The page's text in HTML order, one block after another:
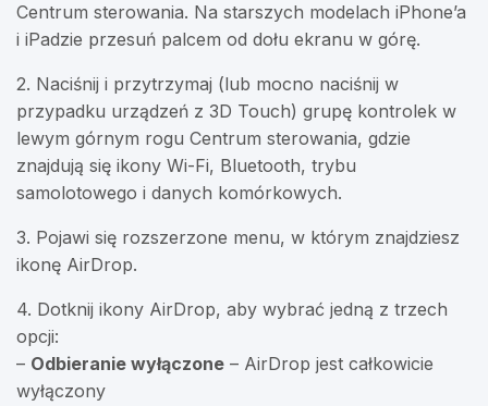
Centrum sterowania. Na starszych modelach iPhone’a
i iPadzie przesuń palcem od dołu ekranu w górę.
2. Naciśnij i przytrzymaj (lub mocno naciśnij w
przypadku urządzeń z 3D Touch) grupę kontrolek w
lewym górnym rogu Centrum sterowania, gdzie
znajdują się ikony Wi-Fi, Bluetooth, trybu
samolotowego i danych komórkowych.
3. Pojawi się rozszerzone menu, w którym znajdziesz
ikonę AirDrop.
4. Dotknij ikony AirDrop, aby wybrać jedną z trzech
opcji:
– Odbieranie wyłączone – AirDrop jest całkowicie
wyłączony